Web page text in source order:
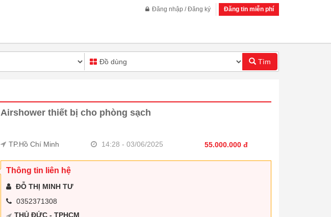
Đăng tin miễn phí
Đăng nhập / Đăng ký
Tìm
Airshower thiết bị cho phòng sạch
TP.Hồ Chí Minh 14:28 - 03/06/2025 55.000.000 đ
Thông tin liên hệ
ĐỖ THỊ MINH TƯ
0352371308
THỦ ĐỨC - TPHCM